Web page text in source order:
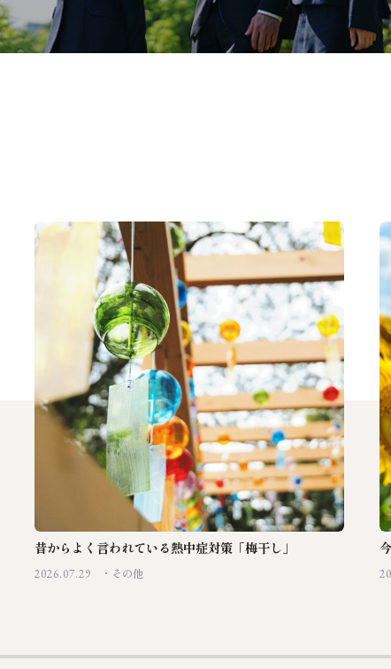
昔からよく言われている熱中症対策「梅干し」
2026.07.29 その他